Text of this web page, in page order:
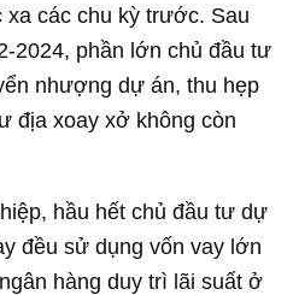
xa các chu kỳ trước. Sau
2024, phần lớn chủ đầu tư
nhượng dự án, thu hẹp
địa xoay xở không còn
hầu hết chủ đầu tư dự
đều sử dụng vốn vay lớn
hàng duy trì lãi suất ở